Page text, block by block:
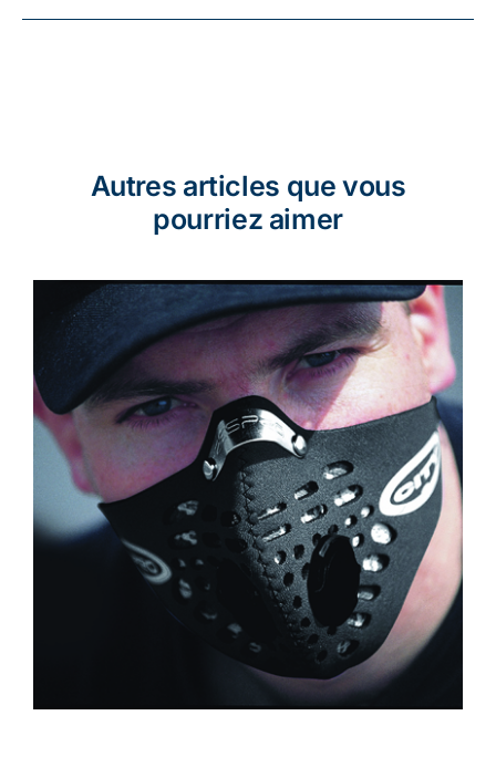
Autres articles que vous
pourriez aimer